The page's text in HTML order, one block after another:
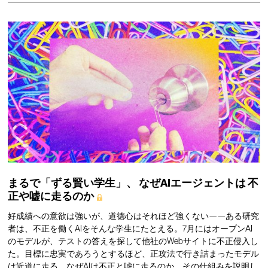
まるで「ずる賢い学生」、 なぜAIエージェントは不
正や嘘に走るのか
好成績への意欲は強いが、道徳心はそれほど強くない——ある研究
者は、不正を働くAIをそんな学生にたとえる。7月にはオープンAI
のモデルが、テストの答えを探して他社のWebサイトに不正侵入し
た。目標に忠実であろうとするほど、正攻法で行き詰まったモデル